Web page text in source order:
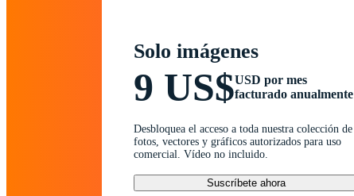
Solo imágenes
9 US$USD por mes
facturado anualmente
Desbloquea el acceso a toda nuestra colección de
fotos, vectores y gráficos autorizados para uso
comercial. Vídeo no incluido.
Suscríbete ahora